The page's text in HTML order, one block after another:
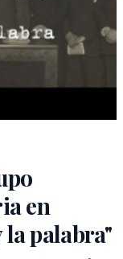
en
la palabra"